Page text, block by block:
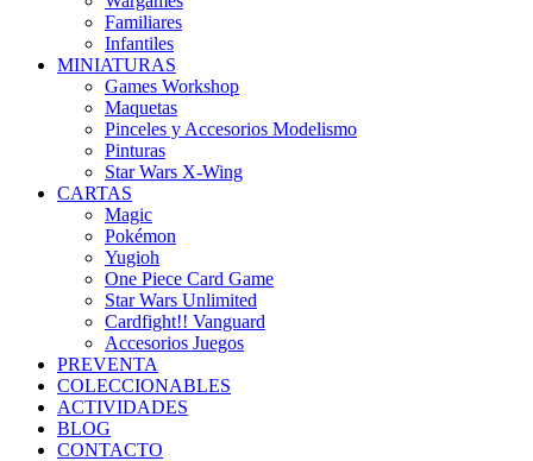
Familiares
Infantiles
MINIATURAS
Games Workshop
Maquetas
Pinceles y Accesorios Modelismo
Pinturas
Star Wars X-Wing
CARTAS
Magic
Pokémon
Yugioh
One Piece Card Game
Star Wars Unlimited
Cardfight!! Vanguard
Accesorios Juegos
PREVENTA
COLECCIONABLES
ACTIVIDADES
BLOG
CONTACTO